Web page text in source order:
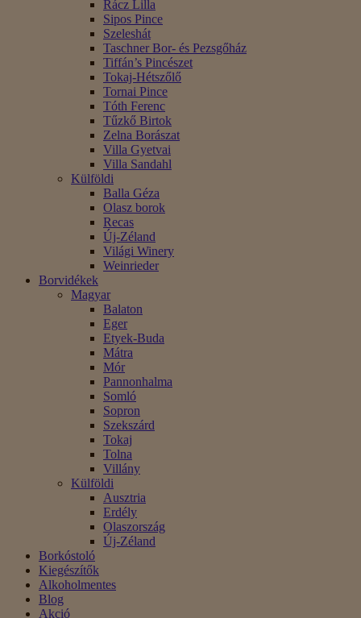
Rácz Lilla
Sipos Pince
Szeleshát
Taschner Bor- és Pezsgőház
Tiffán’s Pincészet
Tokaj-Hétszőlő
Tornai Pince
Tóth Ferenc
Tűzkő Birtok
Zelna Borászat
Villa Gyetvai
Villa Sandahl
Külföldi
Balla Géza
Olasz borok
Recas
Új-Zéland
Világi Winery
Weinrieder
Borvidékek
Magyar
Balaton
Eger
Etyek-Buda
Mátra
Mór
Pannonhalma
Somló
Sopron
Szekszárd
Tokaj
Tolna
Villány
Külföldi
Ausztria
Erdély
Olaszország
Új-Zéland
Borkóstoló
Kiegészítők
Alkoholmentes
Blog
Akció